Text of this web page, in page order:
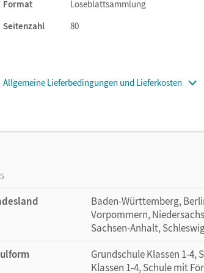
Funktion: Die Kinder können jedes Bild mit
Format
Loseblattsammlung
Seitenzahl
80
Allgemeine Lieferbedingungen und Lieferkosten
Baden-Württemberg,
Vorpommern,
Sachsen-Anhalt,
Grundschule Klassen 1-
Klassen 1-4, Schule mit